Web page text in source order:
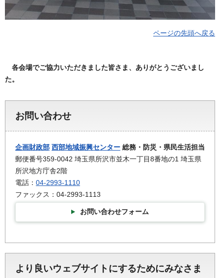
ページの先頭へ戻る
各会場でご協力いただきました皆さま、ありがとうございまし
た。
お問い合わせ
企画財政部 西部地域振興センター 総務・防災・県民生活担当
郵便番号359-0042 埼玉県所沢市並木一丁目8番地の1 埼玉県
所沢地方庁舎2階
電話： 04-2993-1110
ファックス：04-2993-1113
お問い合わせフォーム
より良いウェブサイトにするためにみなさま